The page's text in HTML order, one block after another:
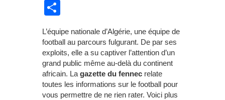
L’équipe nationale d’Algérie, une équipe de
football au parcours fulgurant. De par ses
exploits, elle a su captiver l’attention d’un
grand public même au-delà du continent
africain. La gazette du fennec relate
toutes les informations sur le football pour
vous permettre de ne rien rater. Voici plus